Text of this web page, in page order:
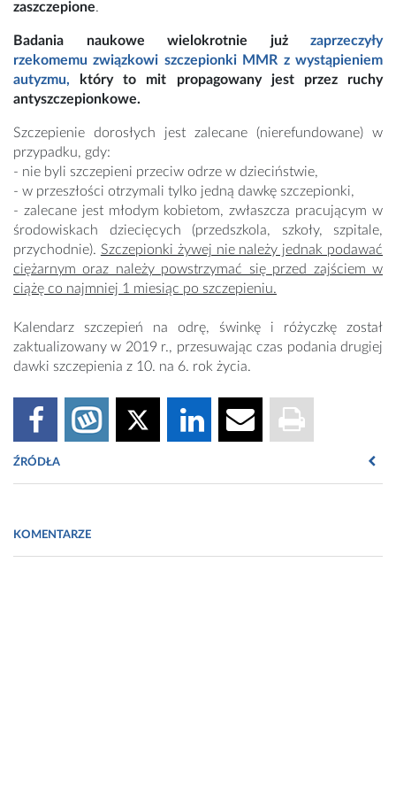
zaszczepione.
Badania naukowe wielokrotnie już zaprzeczyły
rzekomemu związkowi szczepionki MMR z wystąpieniem
autyzmu, który to mit propagowany jest przez ruchy
antyszczepionkowe.
Szczepienie dorosłych jest zalecane (nierefundowane) w
przypadku, gdy:
- nie byli szczepieni przeciw odrze w dzieciństwie,
- w przeszłości otrzymali tylko jedną dawkę szczepionki,
- zalecane jest młodym kobietom, zwłaszcza pracującym w
środowiskach dziecięcych (przedszkola, szkoły, szpitale,
przychodnie). Szczepionki żywej nie należy jednak podawać
ciężarnym oraz należy powstrzymać się przed zajściem w
ciążę co najmniej 1 miesiąc po szczepieniu.
Kalendarz szczepień na odrę, świnkę i różyczkę został
zaktualizowany w 2019 r., przesuwając czas podania drugiej
dawki szczepienia z 10. na 6. rok życia.
ŹRÓDŁA
Świnka - Szczepienia.info
KOMENTARZE